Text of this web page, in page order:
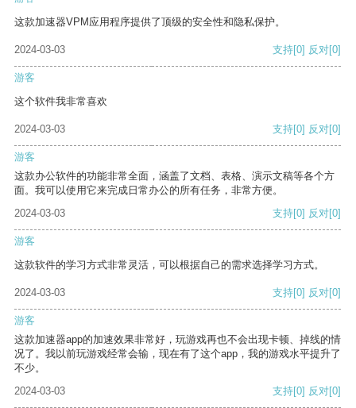
这款加速器VPM应用程序提供了顶级的安全性和隐私保护。
2024-03-03 支持[0] 反对[0]
游客
这个软件我非常喜欢
2024-03-03 支持[0] 反对[0]
游客
这款办公软件的功能非常全面，涵盖了文档、表格、演示文稿等各个方
面。我可以使用它来完成日常办公的所有任务，非常方便。
2024-03-03
支持[0] 反对[0]
游客
这款软件的学习方式非常灵活，可以根据自己的需求选择学习方式。
2024-03-03 支持[0] 反对[0]
游客
这款加速器app的加速效果非常好，玩游戏再也不会出现卡顿、掉线的情
况了。我以前玩游戏经常会输，现在有了这个app，我的游戏水平提升了
不少。
2024-03-03
支持[0] 反对[0]